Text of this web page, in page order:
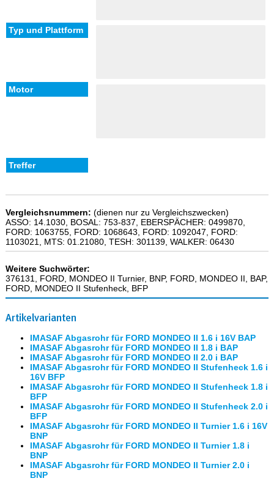
Vergleichsnummern: (dienen nur zu Vergleichszwecken)
ASSO: 14.1030, BOSAL: 753-837, EBERSPÄCHER: 0499870,
FORD: 1063755, FORD: 1068643, FORD: 1092047, FORD:
1103021, MTS: 01.21080, TESH: 301139, WALKER: 06430
Weitere Suchwörter:
376131, FORD, MONDEO II Turnier, BNP, FORD, MONDEO II, BAP,
FORD, MONDEO II Stufenheck, BFP
Artikelvarianten
IMASAF Abgasrohr für FORD MONDEO II 1.6 i 16V BAP
IMASAF Abgasrohr für FORD MONDEO II 1.8 i BAP
IMASAF Abgasrohr für FORD MONDEO II 2.0 i BAP
IMASAF Abgasrohr für FORD MONDEO II Stufenheck 1.6 i
16V BFP
IMASAF Abgasrohr für FORD MONDEO II Stufenheck 1.8 i
BFP
IMASAF Abgasrohr für FORD MONDEO II Stufenheck 2.0 i
BFP
IMASAF Abgasrohr für FORD MONDEO II Turnier 1.6 i 16V
BNP
IMASAF Abgasrohr für FORD MONDEO II Turnier 1.8 i
BNP
IMASAF Abgasrohr für FORD MONDEO II Turnier 2.0 i
BNP